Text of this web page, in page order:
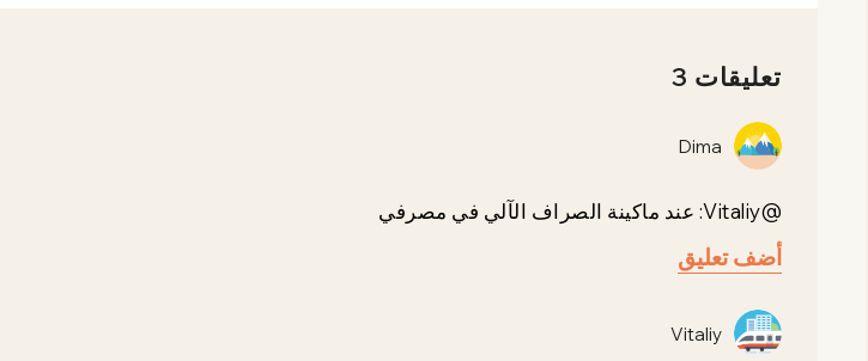
تعليقات 3
Dima
@Vitaliy: عند ماكينة الصراف الآلي في مصرفي
أضف تعليق
Vitaliy